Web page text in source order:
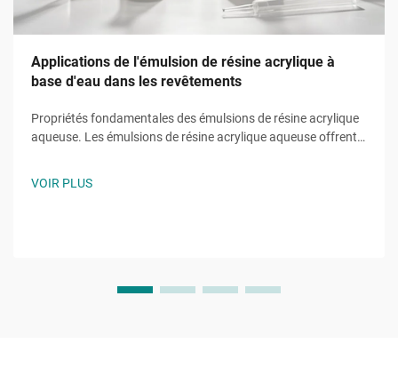
Applications de l'émulsion de résine acrylique à
base d'eau dans les revêtements
Propriétés fondamentales des émulsions de résine acrylique
aqueuse. Les émulsions de résine acrylique aqueuse offrent
VOIR PLUS